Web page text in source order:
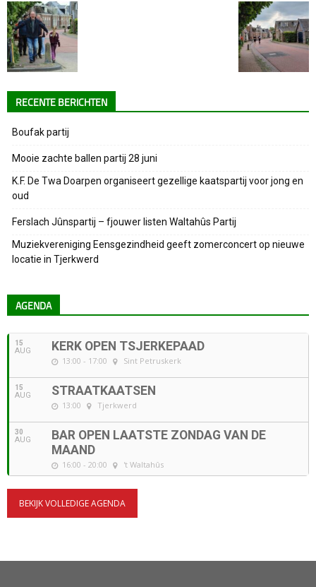
RECENTE BERICHTEN
Boufak partij
Mooie zachte ballen partij 28 juni
K.F. De Twa Doarpen organiseert gezellige kaatspartij voor jong en
oud
Ferslach Jûnspartij – fjouwer listen Waltahûs Partij
Muziekvereniging Eensgezindheid geeft zomerconcert op nieuwe
locatie in Tjerkwerd
AGENDA
15
AUG KERK OPEN TSJERKEPAAD
13:00 - 17:00 Sint Petruskerk
15
AUG STRAATKAATSEN
13:00 Tjerkwerd
30
AUG
BAR OPEN LAATSTE ZONDAG VAN DE
MAAND
16:00 - 20:00 't Waltahûs
BEKIJK VOLLEDIGE AGENDA